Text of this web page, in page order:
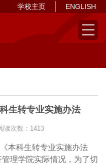
ENGLISH
学校主页
生转专业实施办法
读次数： 1413
《本科生转专业实施办法
理学院实际情况，为了切